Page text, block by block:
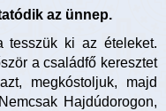
az ünnep.
tesszük ki az ételeket.
a családfő keresztet
megkóstoljuk, majd
Hajdúdorogon,